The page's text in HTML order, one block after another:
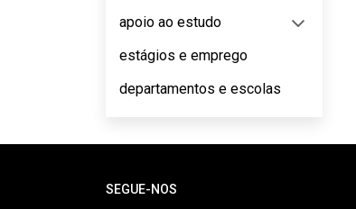
apoio ao estudo
estágios e emprego
departamentos e escolas
SEGUE-NOS